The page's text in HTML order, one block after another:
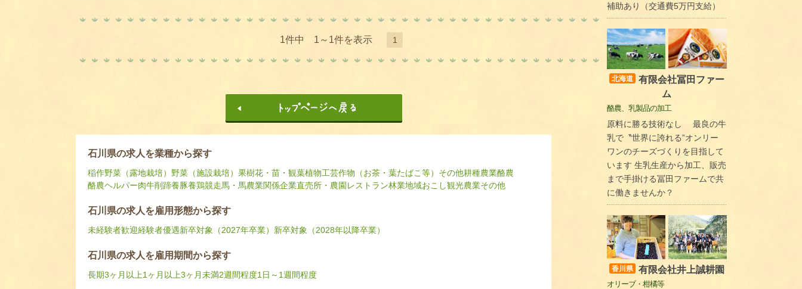
1件中 1～1件を表示 1
石川県の求人を業種から探す
稲作野菜（露地栽培） 野菜（施設栽培） 果樹花・苗・観葉植物工芸作物（お茶・葉たばこ等） その他耕種農業酪農
酪農ヘルパー肉牛削蹄養豚養鶏競走馬・馬農業関係企業直売所・農園レストラン林業地域おこし観光農業その他
石川県の求人を雇用形態から探す
未経験者歓迎経験者優遇新卒対象（2027年卒業） 新卒対象（2028年以降卒業）
石川県の求人を雇用期間から探す
長期3ヶ月以上1ヶ月以上3ヶ月未満2週間程度1日～1週間程度
補助あり（交通費5万円支給）
北海道
有限会社冨田ファー
ム
酪農、乳製品の加工
原料に勝る技術なし 最良の牛
乳で〝世界に誇れる”オンリー
ワンのチーズづくりを目指して
います 生乳生産から加工、販売
まで手掛ける冨田ファームで共
に働きませんか？
香川県 有限会社井上誠耕園
オリーブ・柑橘等